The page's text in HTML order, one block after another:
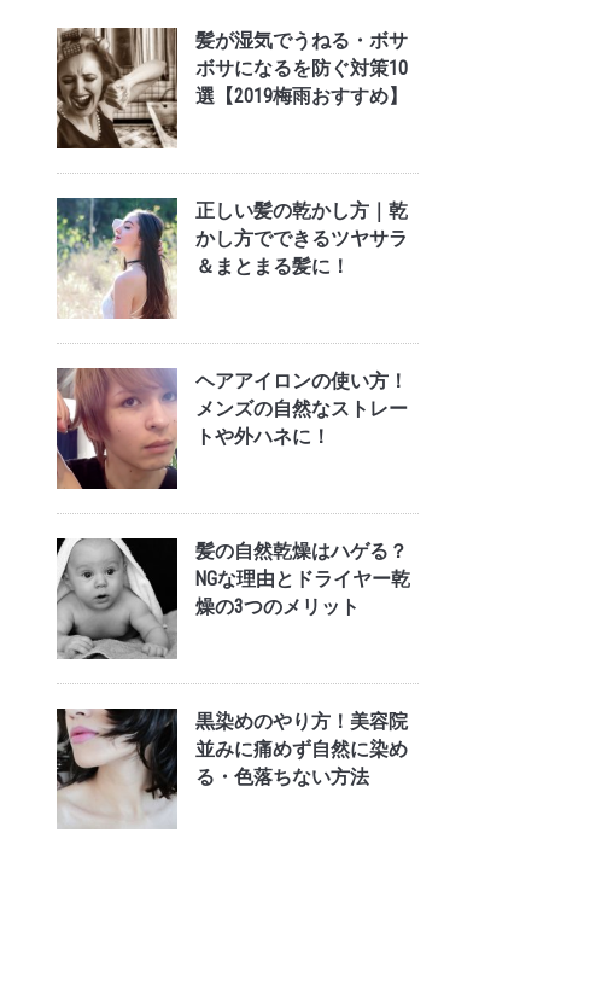
髪が湿気でうねる・ボサ
ボサになるを防ぐ対策10
選【2019梅雨おすすめ】
正しい髪の乾かし方｜乾
かし方でできるツヤサラ
＆まとまる髪に！
ヘアアイロンの使い方！
メンズの自然なストレー
トや外ハネに！
髪の自然乾燥はハゲる？
NGな理由とドライヤー乾
燥の3つのメリット
黒染めのやり方！美容院
並みに痛めず自然に染め
る・色落ちない方法